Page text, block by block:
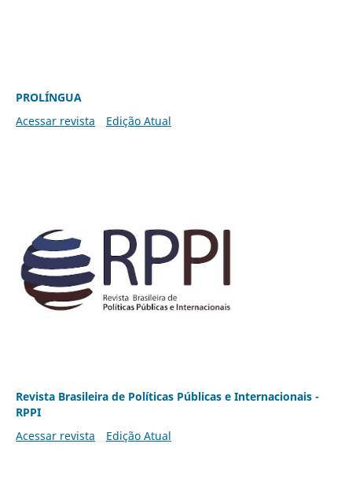
PROLÍNGUA
Acessar revista
Edição Atual
Revista Brasileira de Políticas Públicas e Internacionais -
RPPI
Acessar revista
Edição Atual